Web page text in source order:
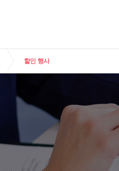
할인 행사